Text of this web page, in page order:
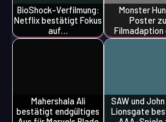
BioShock-Verfilmung:
Netflix bestätigt Fokus
auf…
Monster
Poster
Mahershala Ali
bestätigt endgültiges
SAW und
Lionsgate